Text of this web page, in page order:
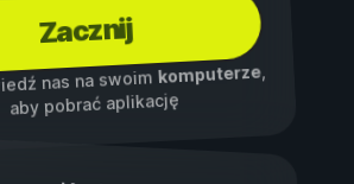
Zacznij
nas na swoim komputerze,
aby pobrać aplikację